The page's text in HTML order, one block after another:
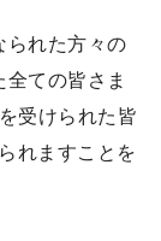
られた方々の
全ての皆さま
受けられた皆
れますことを